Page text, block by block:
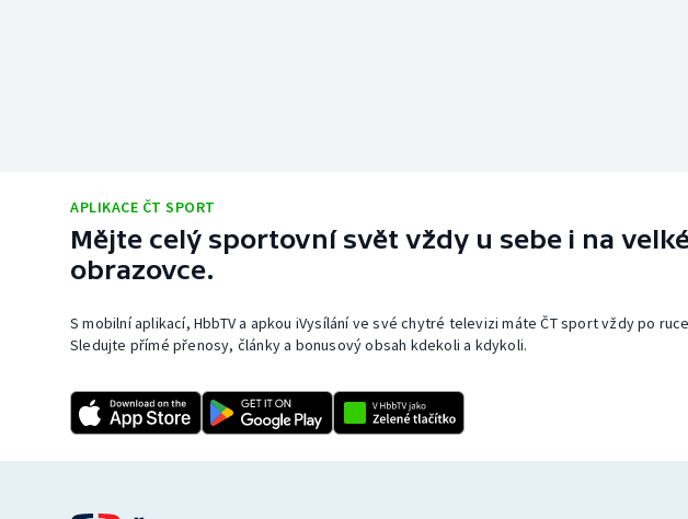
APLIKACE ČT SPORT
Mějte celý sportovní svět vždy u sebe i na
obrazovce.
S mobilní aplikací, HbbTV a apkou iVysílání ve své chytré televizi máte ČT sport vždy po
Sledujte přímé přenosy, články a bonusový obsah kdekoli a kdykoli.